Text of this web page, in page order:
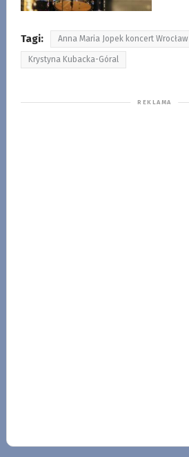
Tagi: Anna Maria Jopek koncert Wrocław
Krystyna Kubacka-Góral